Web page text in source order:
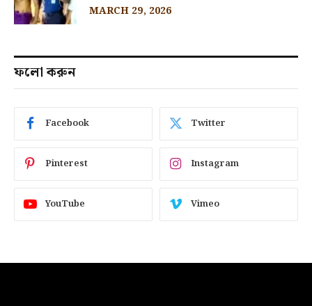
MARCH 29, 2026
ফলো করুন
Facebook Twitter
Pinterest Instagram
YouTube Vimeo